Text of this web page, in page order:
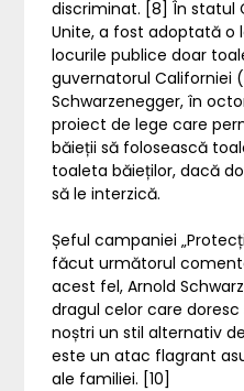
discriminat. [8] În statul
Unite, a fost adoptată o
locurile publice doar
guvernatorul Californiei
Schwarzenegger, în
proiect de lege care
băieții să folosească
toaleta băieților, dacă
să le interzică.
Șeful campaniei
făcut următorul
acest fel, Arnold
dragul celor care
noștri un stil alternativ
este un atac flagrant
ale familiei. [10]